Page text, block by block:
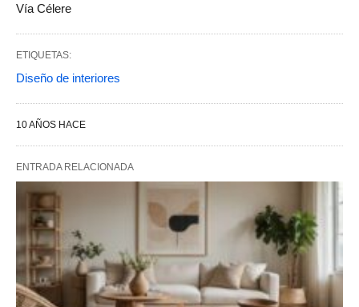
Vía Célere
ETIQUETAS:
Diseño de interiores
10 AÑOS HACE
ENTRADA RELACIONADA